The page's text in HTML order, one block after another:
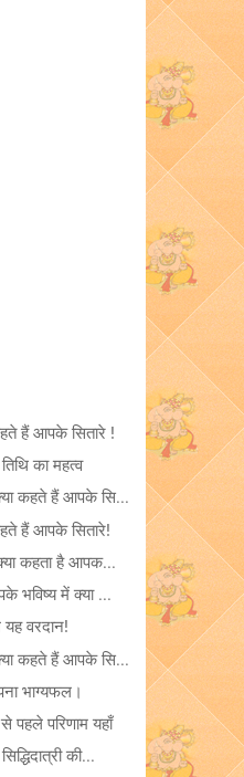
हैं आपके सितारे !
का महत्व
कहते हैं आपके सि...
हैं आपके सितारे!
कहता है आपक...
भविष्य में क्या ...
वरदान!
कहते हैं आपके सि...
भाग्यफल।
पहले परिणाम यहाँ
की...